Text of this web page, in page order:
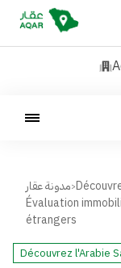
مدونة عقار>
Évaluation
étrangers
Découvrez l'Arabie